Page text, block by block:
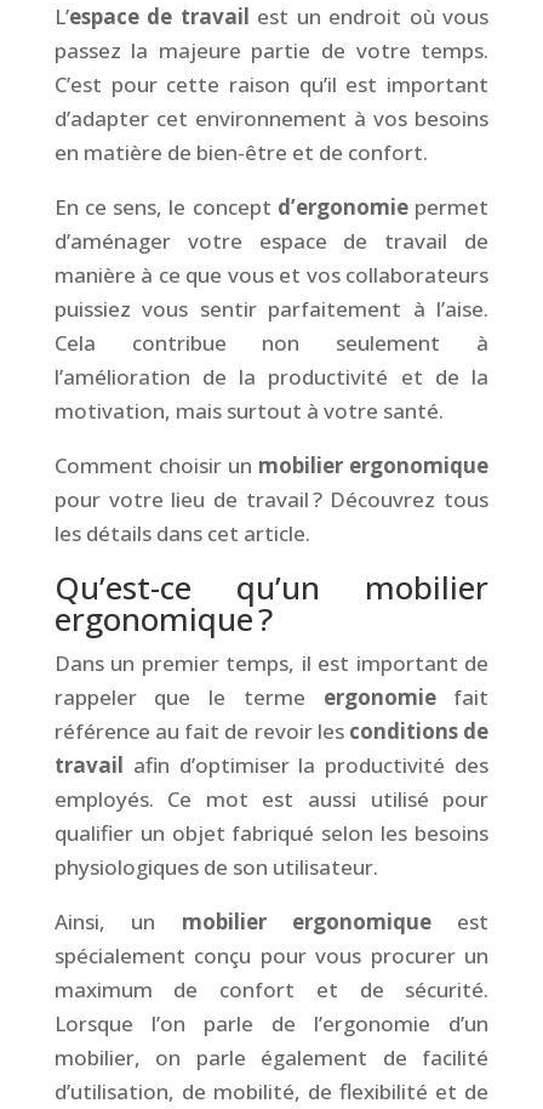
L’espace de travail est un endroit où vous
passez la majeure partie de votre temps.
C’est pour cette raison qu’il est important
d’adapter cet environnement à vos besoins
en matière de bien-être et de confort.
En ce sens, le concept d’ergonomiepermet
d’aménager votre espace de travail de
manière à ce que vous et vos collaborateurs
puissiez vous sentir parfaitement à l’aise.
Cela contribue non seulement à
l’amélioration de la productivité et de la
motivation, mais surtout à votre santé.
Comment choisir un mobilier ergonomique
pour votre lieu de travail ? Découvrez tous
les détails dans cet article.
Qu’est-ce qu’un mobilier
ergonomique ?
Dans un premier temps, il est important de
rappeler que le terme ergonomiefait
référence au fait de revoir les conditions de
travail afin d’optimiser la productivité des
employés. Ce mot est aussi utilisé pour
qualifier un objet fabriqué selon les besoins
physiologiques de son utilisateur.
Ainsi, un mobilier ergonomiqueest
spécialement conçu pour vous procurer un
maximum de confort et de sécurité.
Lorsque l’on parle de l’ergonomie d’un
mobilier, on parle également de facilité
d’utilisation, de mobilité, de flexibilité et de